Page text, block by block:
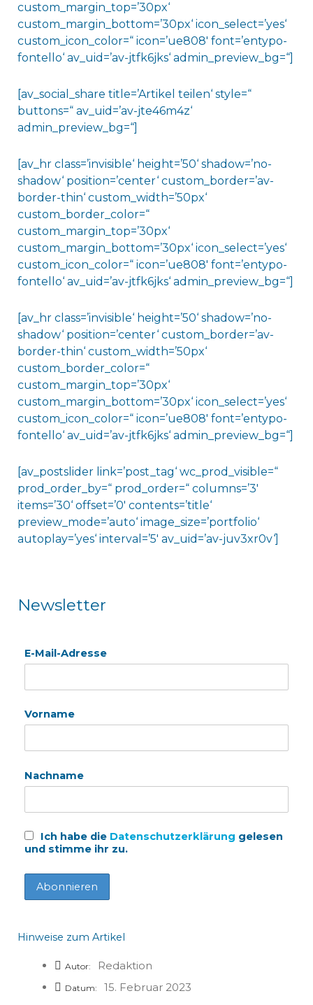
custom_margin_top=’30px‘
custom_margin_bottom=’30px‘ icon_select=’yes‘
custom_icon_color=“ icon=’ue808′ font=’entypo-
fontello‘ av_uid=’av-jtfk6jks‘ admin_preview_bg=“]
[av_social_share title=’Artikel teilen‘ style=“
buttons=“ av_uid=’av-jte46m4z‘
admin_preview_bg=“]
[av_hr class=’invisible‘ height=’50‘ shadow=’no-
shadow‘ position=’center‘ custom_border=’av-
border-thin‘ custom_width=’50px‘
custom_border_color=“
custom_margin_top=’30px‘
custom_margin_bottom=’30px‘ icon_select=’yes‘
custom_icon_color=“ icon=’ue808′ font=’entypo-
fontello‘ av_uid=’av-jtfk6jks‘ admin_preview_bg=“]
[av_hr class=’invisible‘ height=’50‘ shadow=’no-
shadow‘ position=’center‘ custom_border=’av-
border-thin‘ custom_width=’50px‘
custom_border_color=“
custom_margin_top=’30px‘
custom_margin_bottom=’30px‘ icon_select=’yes‘
custom_icon_color=“ icon=’ue808′ font=’entypo-
fontello‘ av_uid=’av-jtfk6jks‘ admin_preview_bg=“]
[av_postslider link=’post_tag‘ wc_prod_visible=“
prod_order_by=“ prod_order=“ columns=’3′
items=’30‘ offset=’0′ contents=’title‘
preview_mode=’auto‘ image_size=’portfolio‘
autoplay=’yes‘ interval=’5′ av_uid=’av-juv3xr0v‘]
Newsletter
E-Mail-Adresse
Vorname
Nachname
Ich habe die Datenschutzerklärung gelesen
und stimme ihr zu.
Hinweise zum Artikel
Autor: Redaktion
Datum: 15. Februar 2023